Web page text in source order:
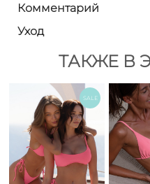
Комментарий
Уход
ТАКЖЕ В
SALE